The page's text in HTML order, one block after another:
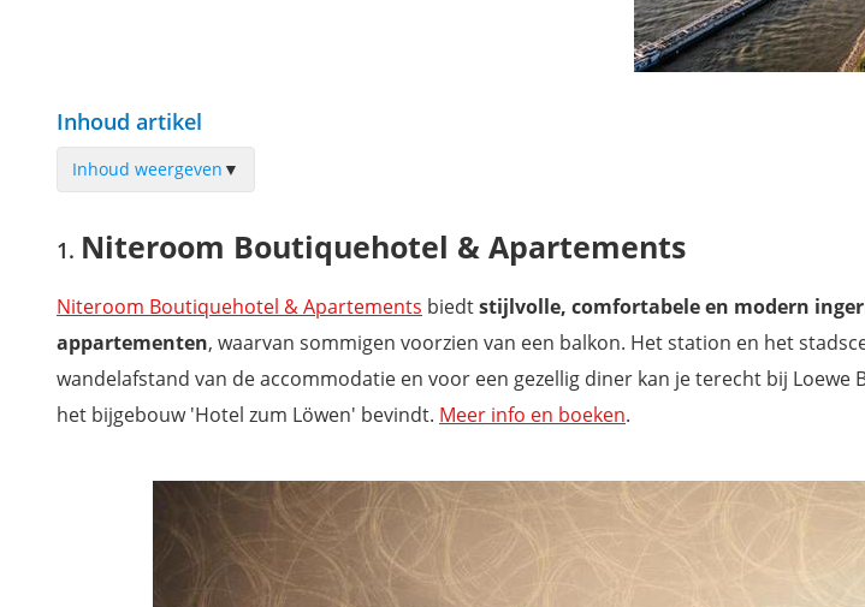
Inhoud artikel
Inhoud weergeven ▼
Wyndham Duisburger Hof
Jugendherberge Duisburg Landschaftspark
Hotel Rheingarten
Hausboot Lore
JUNIK Apartments im Stadtzentrum
Mis niets tijdens je bezoek aan het Ruhrgebied met onze reisgids
Niteroom Boutiquehotel & Apartements
Niteroom Boutiquehotel & Apartements biedtstijlvolle, comfortabele en modern
appartementen, waarvan sommigen voorzien van een balkon. Het station en het
wandelafstand van de accommodatie en voor een gezellig diner kan je terecht bij Loewe
het bijgebouw 'Hotel zum Löwen' bevindt. Meer info en boeken.